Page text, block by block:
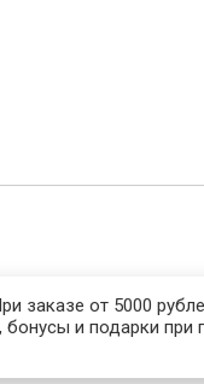
заказе от 5000
и подарки при